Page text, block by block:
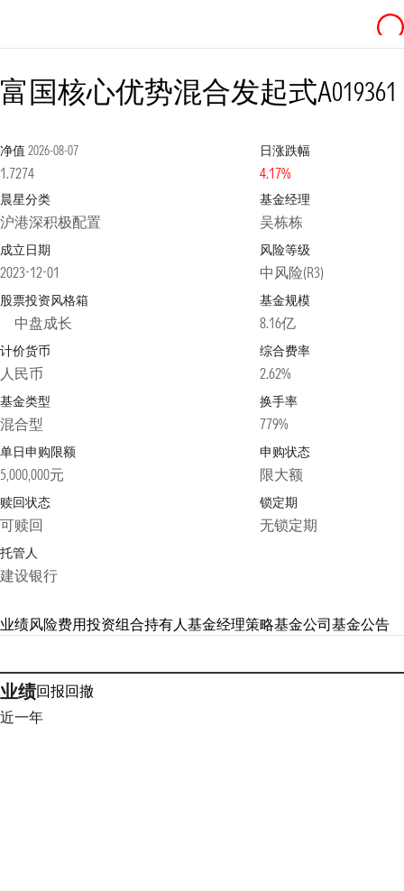
富国核心优势混合发起式A019361
净值 2026-08-07
1.7274
日涨跌幅
4.17%
晨星分类
沪港深积极配置
基金经理
吴栋栋
成立日期
2023-12-01
风险等级
中风险(R3)
股票投资风格箱
中盘成长
基金规模
8.16亿
计价货币
人民币
综合费率
2.62%
基金类型
混合型
换手率
779%
单日申购限额
5,000,000元
申购状态
限大额
赎回状态
可赎回
锁定期
无锁定期
托管人
建设银行
业绩风险费用投资组合持有人基金经理策略基金公司基金公告
业绩回报回撤
近一年